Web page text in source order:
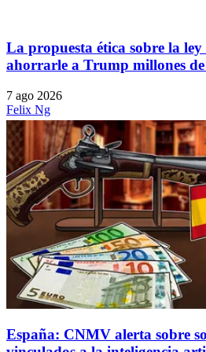
La propuesta ética sobre la
ahorrarle a Trump millones de
7 ago 2026
Felix Ng
España: CNMV alerta sobre